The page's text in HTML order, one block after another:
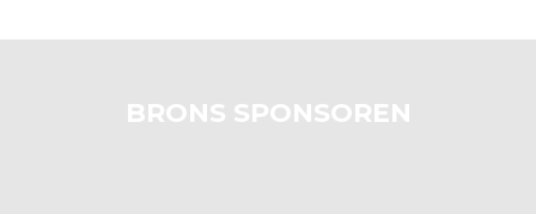
BRONS SPONSOREN